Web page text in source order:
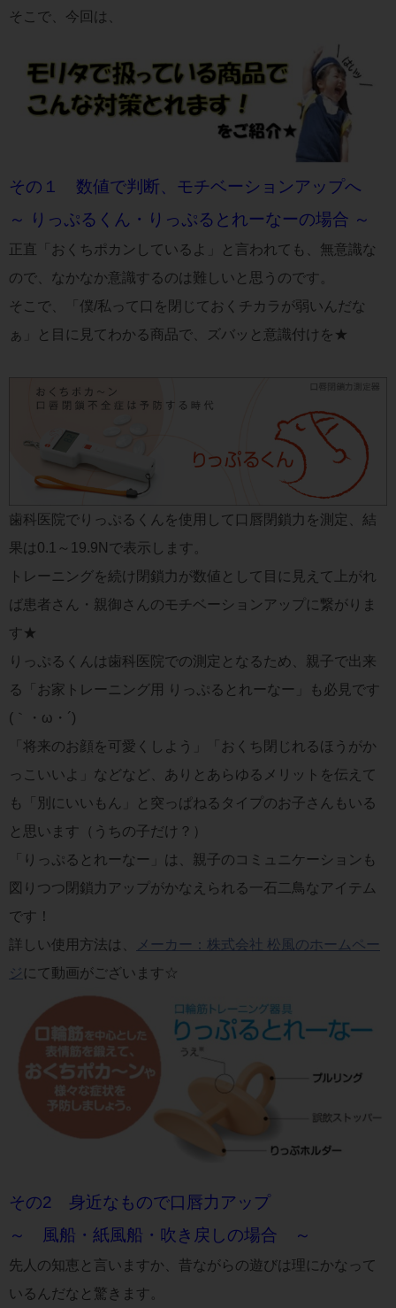
そこで、今回は、
その１
数値で判断、モチベーションアップへ
～ りっぷるくん・りっぷるとれーなーの場合 ～
正直「おくちポカンしているよ」と言われても、無意識な
ので、なかなか意識するのは難しいと思うのです。
そこで、「僕/私って口を閉じておくチカラが弱いんだな
ぁ」と目に見てわかる商品で、ズバッと意識付けを★
歯科医院でりっぷるくんを使用して口唇閉鎖力を測定、結
果は0.1～19.9Nで表示します。
トレーニングを続け閉鎖力が数値として目に見えて上がれ
ば患者さん・親御さんのモチベーションアップに繋がりま
す★
りっぷるくんは歯科医院での測定となるため、親子で出来
る「お家トレーニング用 りっぷるとれーなー」も必見です
(｀・ω・´)
「将来のお顔を可愛くしよう」「おくち閉じれるほうがか
っこいいよ」などなど、ありとあらゆるメリットを伝えて
も「別にいいもん」と突っぱねるタイプのお子さんもいる
と思います（うちの子だけ？）
「りっぷるとれーなー」は、親子のコミュニケーションも
図りつつ閉鎖力アップがかなえられる一石二鳥なアイテム
です！
詳しい使用方法は、
メーカー：株式会社 松風のホームペー
ジ にて動画がございます☆
その2 身近なもので口唇力アップ
～ 風船・紙風船・吹き戻しの場合 ～
先人の知恵と言いますか、昔ながらの遊びは理にかなって
いるんだなと驚きます。